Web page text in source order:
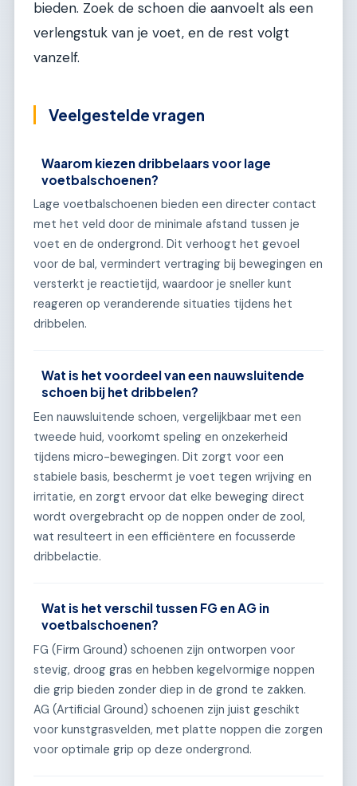
bieden. Zoek de schoen die aanvoelt als een
verlengstuk van je voet, en de rest volgt
vanzelf.
Veelgestelde vragen
Waarom kiezen dribbelaars voor lage
voetbalschoenen?
Lage voetbalschoenen bieden een directer contact
met het veld door de minimale afstand tussen je
voet en de ondergrond. Dit verhoogt het gevoel
voor de bal, vermindert vertraging bij bewegingen en
versterkt je reactietijd, waardoor je sneller kunt
reageren op veranderende situaties tijdens het
dribbelen.
Wat is het voordeel van een nauwsluitende
schoen bij het dribbelen?
Een nauwsluitende schoen, vergelijkbaar met een
tweede huid, voorkomt speling en onzekerheid
tijdens micro-bewegingen. Dit zorgt voor een
stabiele basis, beschermt je voet tegen wrijving en
irritatie, en zorgt ervoor dat elke beweging direct
wordt overgebracht op de noppen onder de zool,
wat resulteert in een efficiëntere en focusserde
dribbelactie.
Wat is het verschil tussen FG en AG in
voetbalschoenen?
FG (Firm Ground) schoenen zijn ontworpen voor
stevig, droog gras en hebben kegelvormige noppen
die grip bieden zonder diep in de grond te zakken.
AG (Artificial Ground) schoenen zijn juist geschikt
voor kunstgrasvelden, met platte noppen die zorgen
voor optimale grip op deze ondergrond.